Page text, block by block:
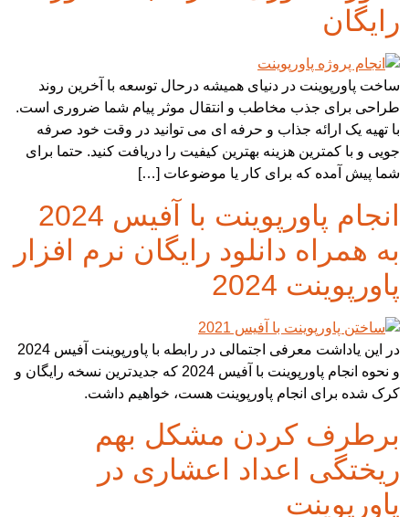
رایگان
ساخت پاورپوینت در دنیای همیشه درحال توسعه با آخرین روند
طراحی برای جذب مخاطب و انتقال موثر پیام شما ضروری است.
با تهیه یک ارائه جذاب و حرفه ای می توانید در وقت خود صرفه
جویی و با کمترین هزینه بهترین کیفیت را دریافت کنید. حتما برای
شما پیش آمده که برای کار یا موضوعات […]
انجام پاورپوینت با آفیس 2024
به همراه دانلود رایگان نرم افزار
پاورپوینت 2024
در این یاداشت معرفی اجتمالی در رابطه با پاورپوینت آفیس 2024
و نحوه انجام پاورپوینت با آفیس 2024 که جدیدترین نسخه رایگان و
کرک شده برای انجام پاورپوینت هست، خواهیم داشت.
برطرف کردن مشکل بهم
ریختگی اعداد اعشاری در
پاورپوینت